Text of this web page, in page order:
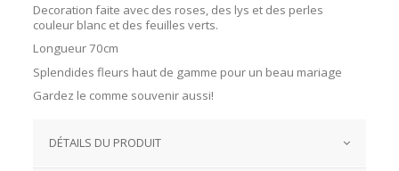
Decoration faite avec des roses, des lys et des perles
couleur blanc et des feuilles verts.
Longueur 70cm
Splendides fleurs haut de gamme pour un beau mariage
Gardez le comme souvenir aussi!
DÉTAILS DU PRODUIT